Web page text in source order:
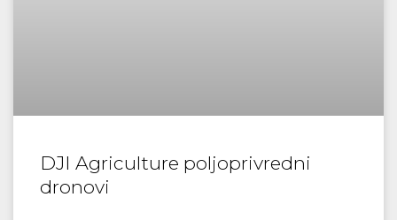
DJI Agriculture poljoprivredni
dronovi